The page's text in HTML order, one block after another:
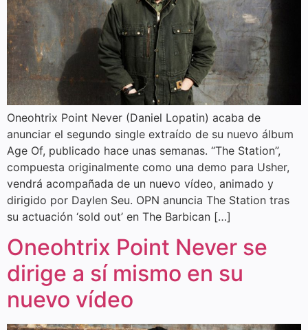
Oneohtrix Point Never (Daniel Lopatin) acaba de
anunciar el segundo single extraído de su nuevo álbum
Age Of, publicado hace unas semanas. “The Station”,
compuesta originalmente como una demo para Usher,
vendrá acompañada de un nuevo vídeo, animado y
dirigido por Daylen Seu. OPN anuncia The Station tras
su actuación ‘sold out’ en The Barbican […]
Oneohtrix Point Never se
dirige a sí mismo en su
nuevo vídeo